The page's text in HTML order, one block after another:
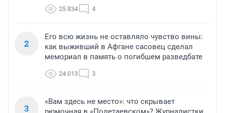
25 834 4
2
Его всю жизнь не оставляло чувство вины:
как выживший в Афгане сасовец сделал
мемориал в память о погибшем разведбате
24 013 3
3
«Вам здесь не место»: что скрывает